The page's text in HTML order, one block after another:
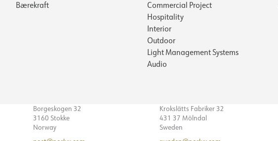
Bærekraft
Commercial Project
Hospitality
Interior
Outdoor
Light Management Systems
Audio
Borgeskogen 32
3160 Stokke
Norway
Krokslätts Fabriker 32
431 37 Mölndal
Sweden